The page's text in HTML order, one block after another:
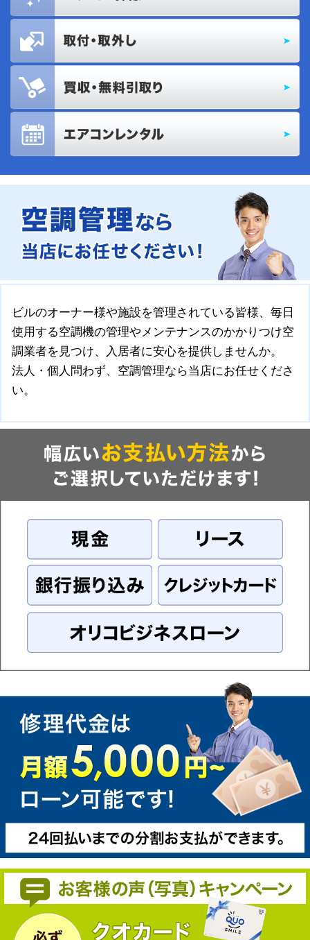
ビルのオーナー様や施設を管理されている皆様、毎日
使用する空調機の管理やメンテナンスのかかりつけ空
調業者を見つけ、入居者に安心を提供しませんか。
法人・個人問わず、空調管理なら当店にお任せくださ
い。